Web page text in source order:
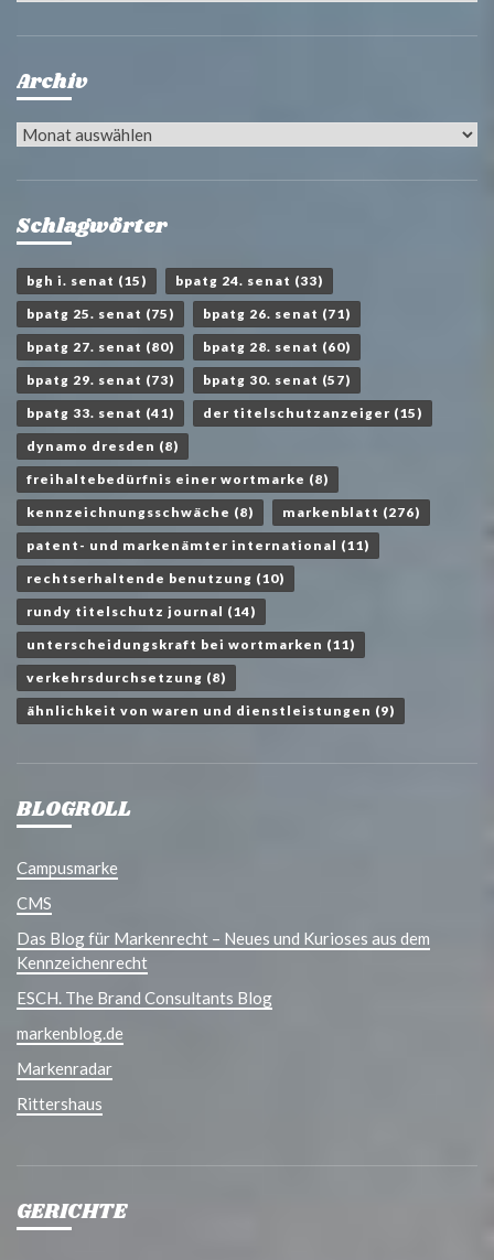
Archiv
Archiv
Schlagwörter
bgh i. senat (15) bpatg 24. senat (33)
bpatg 25. senat (75) bpatg 26. senat (71)
bpatg 27. senat (80) bpatg 28. senat (60)
bpatg 29. senat (73) bpatg 30. senat (57)
bpatg 33. senat (41) der titelschutzanzeiger (15)
dynamo dresden (8)
freihaltebedürfnis einer wortmarke (8)
kennzeichnungsschwäche (8) markenblatt (276)
patent- und markenämter international (11)
rechtserhaltende benutzung (10)
rundy titelschutz journal (14)
unterscheidungskraft bei wortmarken (11)
verkehrsdurchsetzung (8)
ähnlichkeit von waren und dienstleistungen (9)
BLOGROLL
Campusmarke
CMS
Das Blog für Markenrecht – Neues und Kurioses aus dem
Kennzeichenrecht
ESCH. The Brand Consultants Blog
markenblog.de
Markenradar
Rittershaus
GERICHTE